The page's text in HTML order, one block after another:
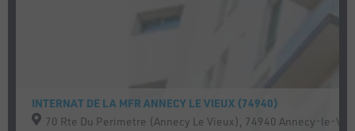
INTERNAT DE LA MFR ANNECY LE VIEUX (74940)
70 Rte Du Perimetre (Annecy Le Vieux), 74940 Annecy-le-